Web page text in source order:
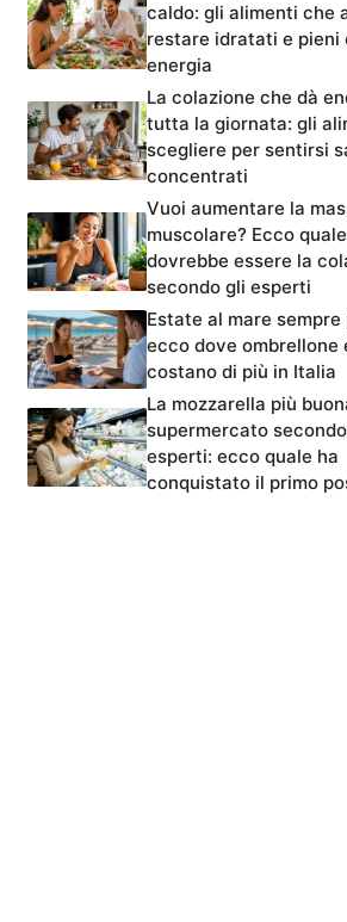
caldo: gli alimenti che
restare idratati e pieni
energia
La colazione che dà
tutta la giornata: gli
scegliere per sentirsi
concentrati
Vuoi aumentare la
muscolare? Ecco quale
dovrebbe essere la
secondo gli esperti
Estate al mare sempre
ecco dove ombrellone
costano di più in Italia
La mozzarella più
supermercato
esperti: ecco quale ha
conquistato il primo